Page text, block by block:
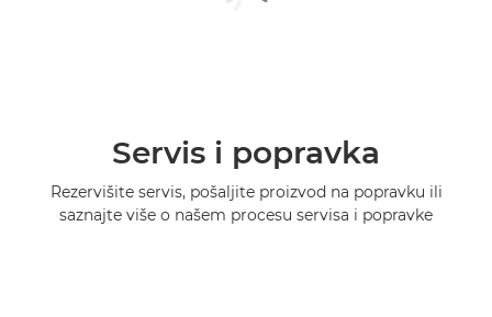
Servis i popravka
Rezervišite servis, pošaljite proizvod na popravku ili
saznajte više o našem procesu servisa i popravke